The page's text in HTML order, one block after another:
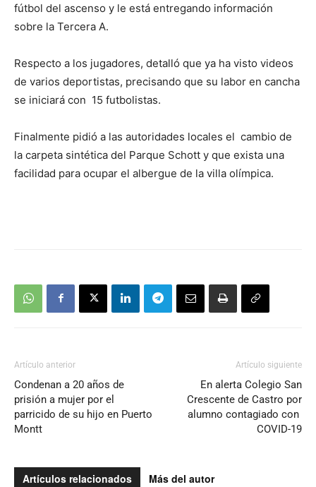
fútbol del ascenso y le está entregando información
sobre la Tercera A.
Respecto a los jugadores, detalló que ya ha visto videos
de varios deportistas, precisando que su labor en cancha
se iniciará con 15 futbolistas.
Finalmente pidió a las autoridades locales el cambio de
la carpeta sintética del Parque Schott y que exista una
facilidad para ocupar el albergue de la villa olímpica.
Artículo anterior
Condenan a 20 años de
prisión a mujer por el
parricido de su hijo en Puerto
Montt
Artículo siguiente
En alerta Colegio San
Crescente de Castro por
alumno contagiado con
COVID-19
Artículos relacionados Más del autor